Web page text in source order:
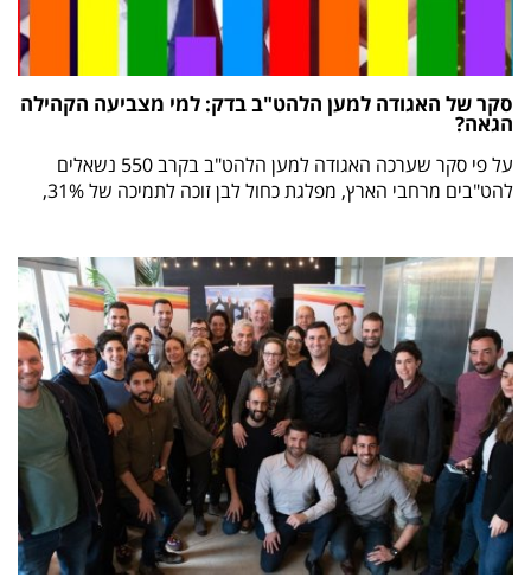
סקר של האגודה למען הלהט"ב בדק: למי מצביעה הקהילה
הגאה?
על פי סקר שערכה האגודה למען הלהט"ב בקרב 550 נשאלים
להט"בים מרחבי הארץ, מפלגת כחול לבן זוכה לתמיכה של 31%,